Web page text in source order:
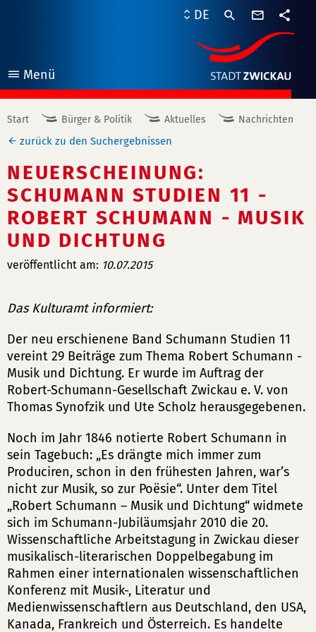
Menü
öffnen
DE
Start Bürger & Politik Aktuelles Nachrichten
zurück zu den Suchergebnissen
NEUERSCHEINUNG:
SCHUMANN STUDIEN 11 -
ROBERT SCHUMANN - MUSIK
UND DICHTUNG
veröffentlicht am: 10.07.2015
Das Kulturamt informiert:
Der neu erschienene Band Schumann Studien 11
vereint 29 Beiträge zum Thema Robert Schumann -
Musik und Dichtung. Er wurde im Auftrag der
Robert-Schumann-Gesellschaft Zwickau e. V. von
Thomas Synofzik und Ute Scholz herausgegebenen.
Noch im Jahr 1846 notierte Robert Schumann in
sein Tagebuch: „Es drängte mich immer zum
Produciren, schon in den frühesten Jahren, war’s
nicht zur Musik, so zur Poësie“. Unter dem Titel
„Robert Schumann – Musik und Dichtung“ widmete
sich im Schumann-Jubiläumsjahr 2010 die 20.
Wissenschaftliche Arbeitstagung in Zwickau dieser
musikalisch-literarischen Doppelbegabung im
Rahmen einer internationalen wissenschaftlichen
Konferenz mit Musik-, Literatur und
Medienwissenschaftlern aus Deutschland, den USA,
Kanada, Frankreich und Österreich. Es handelte